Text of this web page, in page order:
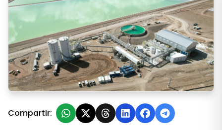
Lithium Argentina anuncia los resultados de
Compartir: